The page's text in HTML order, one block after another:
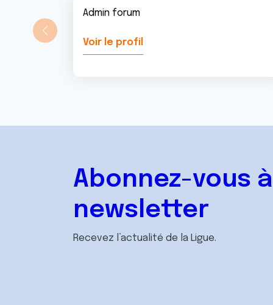
Admin forum
Voir le profil
Abonnez-vous
newsletter
Recevez l’actualité de la Ligue.